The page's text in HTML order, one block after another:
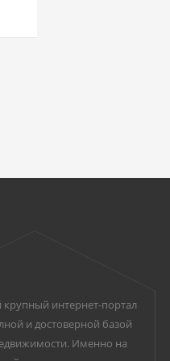
интернет-портал
и достоверной базой
Именно на